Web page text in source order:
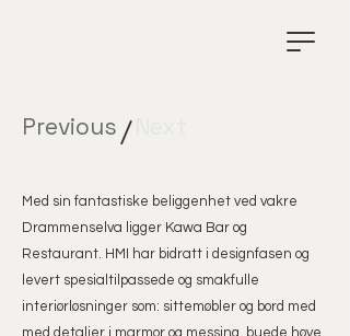
Previous/
Med sin fantastiske beliggenhet ved vakre
Drammenselva ligger Kawa Bar og
Restaurant. HMI har bidratt i designfasen og
levert spesialtilpassede og smakfulle
interiørløsninger som: sittemøbler og bord med
med detaljer i marmor og messing, buede høye